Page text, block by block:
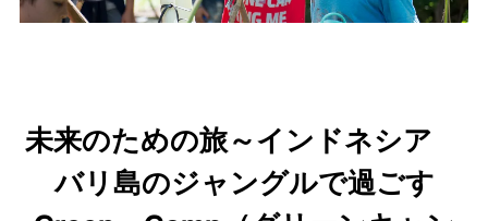
未来のための旅～インドネシア
バリ島のジャングルで過ごす